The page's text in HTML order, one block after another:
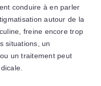
conduire à en parler
autour de la
freine encore trop
situations, un
un traitement peut